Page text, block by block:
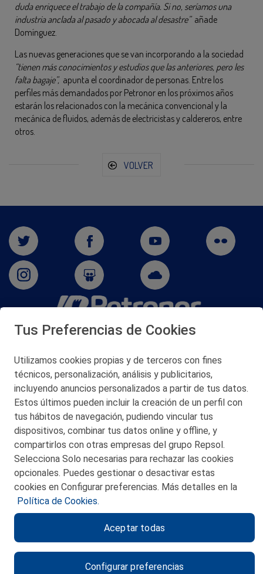
duda enriquece el trabajo de la compañía. Si no, seríamos una
industria anclada al pasado y abocada al desastre”añade
Domínguez.
Las nuevas generaciones que se van incorporando a la sociedad
“tienen más conocimientos y estudios que las anteriores, pero les
falta bagaje”, apunta el coordinador de personas. Entre los
perfiles más demandados por Petronor en los próximos años
estarán los relacionados con la mecánica convencional y la
mecánica de fluidos, además de electricistas y caldereros, entre
otros.
VOLVER
San Martín 5-Edificio Muñatones,
© 2026 Petronor S.A.
CONTACTO
MAPA WEB
POLITICA DE PRIVACIDAD
POLITICA DE COOKIES
CANAL DE ÉTICA
Tus Preferencias de Cookies
Utilizamos cookies propias y de terceros con fines
técnicos, personalización, análisis y publicitarios,
incluyendo anuncios personalizados a partir de tus datos.
Estos últimos pueden incluir la creación de un perfil con
tus hábitos de navegación, pudiendo vincular tus
dispositivos, combinar tus datos online y offline, y
compartirlos con otras empresas del grupo Repsol.
Selecciona Solo necesarias para rechazar las cookies
opcionales. Puedes gestionar o desactivar estas
cookies en Configurar preferencias. Más detalles en la
Política de Cookies.
Configurar preferencias
Aceptar todas